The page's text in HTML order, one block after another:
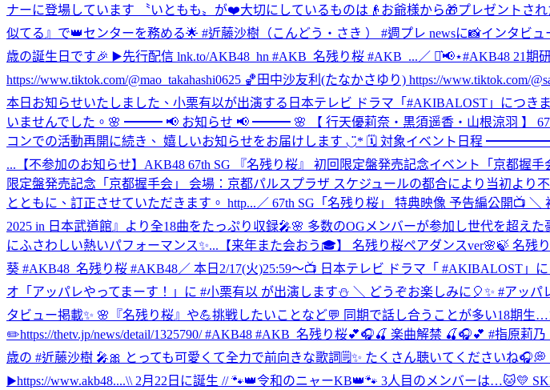
ナーに登場しています 〝いともも〟が❤️大切にしているものは👴お爺様から🎁プレゼントさ
似てる』で👑センターを務める🌟 #近藤沙樹（こんどう・さき ） #週プレ newsに📸インタビュ
歳の誕生日です🎉 ▶️先行配信 lnk.to/AKB48_hn #AKB_名残り桜 #AKB_... ／ ⋆͛📢⋆#AKB48 21期
https://www.tiktok.com/@mao_takahashi0625 🏀田中沙友利(たなかさゆり) https://www.tiktok.com/
本日お知らせいたしました、小栗有以が出演する日本テレビ ドラマ「#AKIBALOST」につき
いませんでした。 🌸 ━━━ 📢 お知らせ 📢 ━━━ 🌸 【 行天優莉奈・黒須遥香・山根涼羽 】
コンでの活動再開に続き、 嬉しいお知らせをお届けします ◡̈* 🗓 対象イベント日程
... 【不参加のお知らせ】AKB48 67th SG 『名残り桜』 初回限定盤発売記念イベント「京都
限定盤発売記念「京都握手会」 会場：京都パルスプラザ スケジュールの都合により当初よ
とともに、訂正させていただきます。 http... ／ 67th SG「名残り桜」 特典映像 予告編公開📺
2025 in 日本武道館』より全18曲をたっぷり収録🎤🌸 多数のOGメンバーが参加し世代を超え
にふさわしい熱いパフォーマンス✨... 【来年また会おう🎓】 名残り桜ペアダンスver🌸🍃 名残
葵 #AKB48_名残り桜 #AKB48／ 本日2/17(火)25:59～📺 日本テレビ ドラマ「 #AKIBALOST」
オ「アッパレやってまーす！」に #小栗有以 が出演します⛄ ＼ どうぞお楽しみに🎈✨ #アッパ
タビュー掲載✨ 🌸『名残り桜』や💪挑戦したいことなど💬 同期で話し合うことが多い18
✏️https://thetv.jp/news/detail/1325790/ #AKB48 #AKB_名残り桜💕🎧🍒 楽曲解禁 🍒🎧💕 #指原莉乃
歳の #近藤沙樹 🎤🎀 とっても可愛くて全力で前向きな歌詞🗒️✨ たくさん聴いてくださいね
▶︎https://www.akb48....\\ 2月22日に誕生 // 🐾👑令和のニャーKB👑🐾 3人目のメンバーは…🐱💛